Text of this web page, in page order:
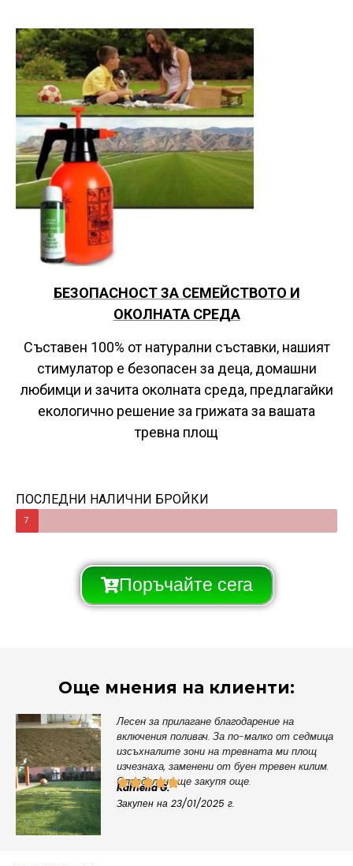
БЕЗОПАСНОСТ ЗА СЕМЕЙСТВОТО И
ОКОЛНАТА СРЕДА
Съставен 100% от натурални съставки, нашият
стимулатор е безопасен за деца, домашни
любимци и зачита околната среда, предлагайки
екологично решение за грижата за вашата
тревна площ
ПОСЛЕДНИ НАЛИЧНИ БРОЙКИ
7
Поръчайте сега
Още мнения на клиенти:
Лесен за прилагане благодарение на
включения поливач. За по-малко от седмица
изсъхналите зони на тревната ми площ
изчезнаха, заменени от буен тревен килим.
Определено ще закупя още.
Kamelia G.
Закупен на 23/01/2025 г.